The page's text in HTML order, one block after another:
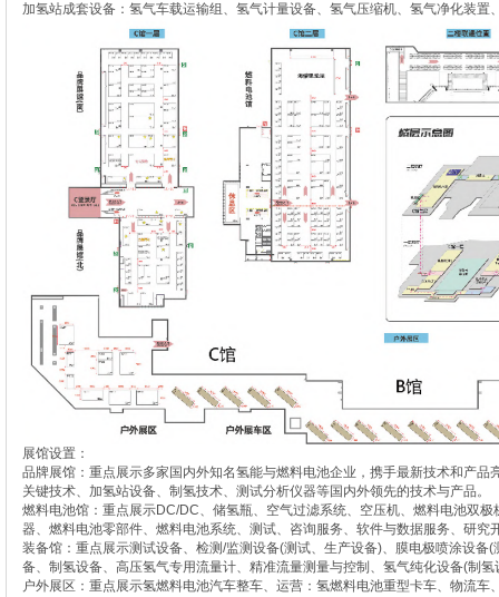
加氢站成套设备：氢气车载运输组、氢气计量设备、氢气压缩机、氢气净化装置
展馆设置：
品牌展馆：重点展示多家国内外知名氢能与燃料电池企业，携手最新技术和产品
关键技术、加氢站设备、制氢技术、测试分析仪器等国内外领先的技术与产品。
燃料电池馆：重点展示DC/DC、储氢瓶、空气过滤系统、空压机、燃料电池双
器、燃料电池零部件、燃料电池系统、测试、咨询服务、软件与数据服务、研究
装备馆：重点展示测试设备、检测/监测设备(测试、生产设备)、膜电极喷涂设备
备、制氢设备、高压氢气专用流量计、精准流量测量与控制、氢气纯化设备(制
户外展区：重点展示氢燃料电池汽车整车、运营：氢燃料电池重型卡车、物流车